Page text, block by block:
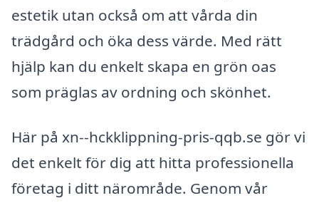
estetik utan också om att vårda din
trädgård och öka dess värde. Med rätt
hjälp kan du enkelt skapa en grön oas
som präglas av ordning och skönhet.
Här på xn--hckklippning-pris-qqb.se gör vi
det enkelt för dig att hitta professionella
företag i ditt närområde. Genom vår